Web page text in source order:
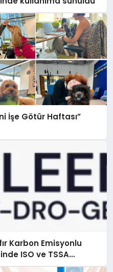
İşe Götür Haftası”
Karbon Emisyonlu
ISO ve TSSA